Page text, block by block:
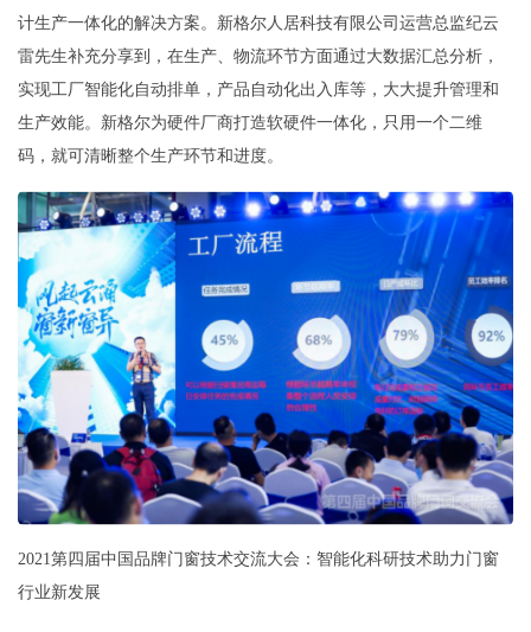
计生产一体化的解决方案。新格尔人居科技有限公司运营总监纪云
雷先生补充分享到，在生产、物流环节方面通过大数据汇总分析，
实现工厂智能化自动排单，产品自动化出入库等，大大提升管理和
生产效能。新格尔为硬件厂商打造软硬件一体化，只用一个二维
码，就可清晰整个生产环节和进度。
2021第四届中国品牌门窗技术交流大会：智能化科研技术助力门窗
行业新发展